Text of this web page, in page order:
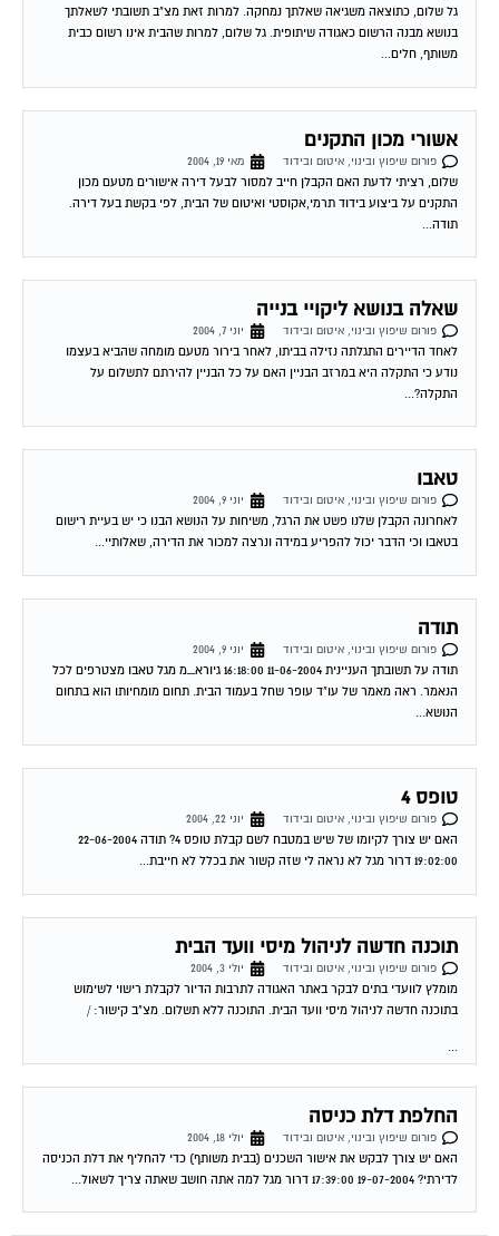
בנושא מבנה הרשום כאגודה שיתופית. גל שלום, למרות שהבית אינו רשום כבית
משותף, חלים...
אשורי מכון התקנים
פורום שיפוץ ובינוי, איטום ובידוד
שלום, רציתי לדעת האם הקבלן חייב למסור לבעל דירה אישורים מטעם מכון
התקנים על ביצוע בידוד תרמי,אקוסטי ואיטום של הבית, לפי בקשת בעל דירה.
תודה...
שאלה בנושא ליקויי בנייה
פורום שיפוץ ובינוי, איטום ובידוד
לאחד הדיירים התגלתה נזילה בביתו, לאחר בירור מטעם מומחה שהביא בעצמו
נודע כי התקלה היא במרזב הבניין האם על כל הבניין להירתם לתשלום על
התקלה?...
טאבו
פורום שיפוץ ובינוי, איטום ובידוד
לאחרונה הקבלן שלנו פשט את הרגל, משיחות על הנושא הבנו כי יש בעיית רישום
בטאבו וכי הדבר יכול להפריע במידה ונרצה למכור את הדירה, שאלותיי...
תודה
פורום שיפוץ ובינוי, איטום ובידוד
תודה על תשובתך העניינית 11-06-2004 16:18:00 גיורא_מ מגל טאבו מצטרפים לכל
הנאמר. ראה מאמר של עו"ד עופר שחל בעמוד הבית. תחום מומחיותו הוא בתחום
הנושא...
טופס 4
פורום שיפוץ ובינוי, איטום ובידוד
19:02:00 דרור מגל לא נראה לי שזה קשור את בכלל לא חייבת...
תוכנה חדשה לניהול מיסי וועד הבית
פורום שיפוץ ובינוי, איטום ובידוד
יולי 3, 2004
מומלץ לוועדי בתים לבקר באתר האגודה לתרבות הדיור לקבלת רישוי לשימוש
בתוכנה חדשה לניהול מיסי וועד הבית. התוכנה ללא תשלום. מצ"ב קישור: /
החלפת דלת כניסה
פורום שיפוץ ובינוי, איטום ובידוד
האם יש צורך לבקש את אישור השכנים (בבית משותף) כדי להחליף את דלת הכניסה
לדירתי? 19-07-2004 17:39:00 דרור מגל למה אתה חושב שאתה צריך לשאול...